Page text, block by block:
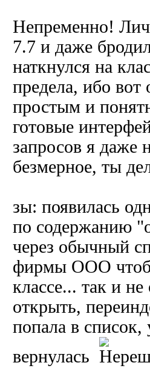
Непременно!
7.7 и даже
наткнулся на
предела, ибо
простым и
готовые
запросов я даже
безмерное, ты
зы: появилась
по содержанию
через обычный
фирмы ООО
классе... так и
открыть,
попала в
вернулась